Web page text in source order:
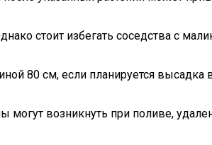
стоит избегать соседства с
80 см, если планируется
возникнуть при поливе,